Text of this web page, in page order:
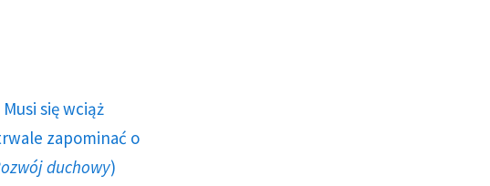
się wciąż
zapominać o
duchowy)